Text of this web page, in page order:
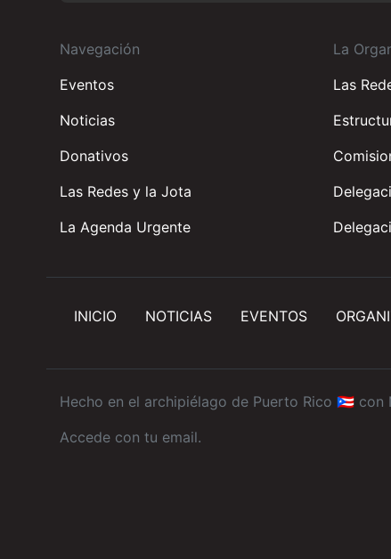
Navegación
Eventos
Noticias
Donativos
Las Redes y la Jota
La Agenda Urgente
La
Las
INICIO NOTICIAS EVENTOS
Hecho en el archipiélago de Puerto Rico 🇵🇷 con
Accede con tu email.